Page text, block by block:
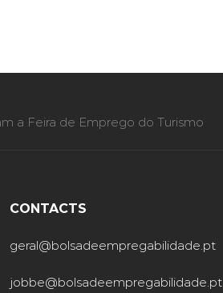
a Feira de Emprego do Turismo
CONTACTS
geral@bolsadeempregabilidade.pt
jobbe@bolsadeempregabilidade.pt